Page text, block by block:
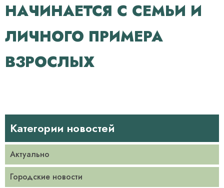
НАЧИНАЕТСЯ С СЕМЬИ И
ЛИЧНОГО ПРИМЕРА
ВЗРОСЛЫХ
Категории новостей
Актуально
Городские новости